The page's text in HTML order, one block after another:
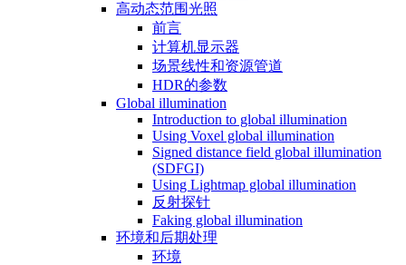
高动态范围光照
前言
计算机显示器
场景线性和资源管道
HDR的参数
Global illumination
Introduction to global illumination
Using Voxel global illumination
Signed distance field global illumination
(SDFGI)
Using Lightmap global illumination
反射探针
Faking global illumination
环境和后期处理
环境